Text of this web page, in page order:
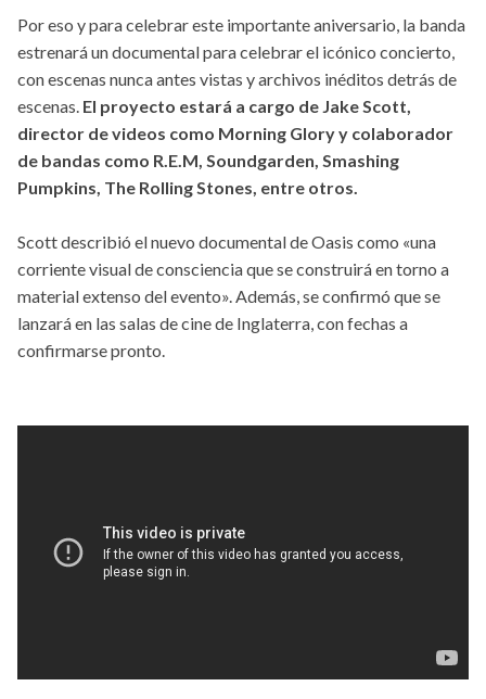
Por eso y para celebrar este importante aniversario, la banda
estrenará un documental para celebrar el icónico concierto,
con escenas nunca antes vistas y archivos inéditos detrás de
escenas. El proyecto estará a cargo de Jake Scott,
director de videos como Morning Glory y colaborador
de bandas como R.E.M, Soundgarden, Smashing
Pumpkins, The Rolling Stones, entre otros.
Scott describió el nuevo documental de Oasis como «una
corriente visual de consciencia que se construirá en torno a
material extenso del evento». Además, se confirmó que se
lanzará en las salas de cine de Inglaterra, con fechas a
confirmarse pronto.